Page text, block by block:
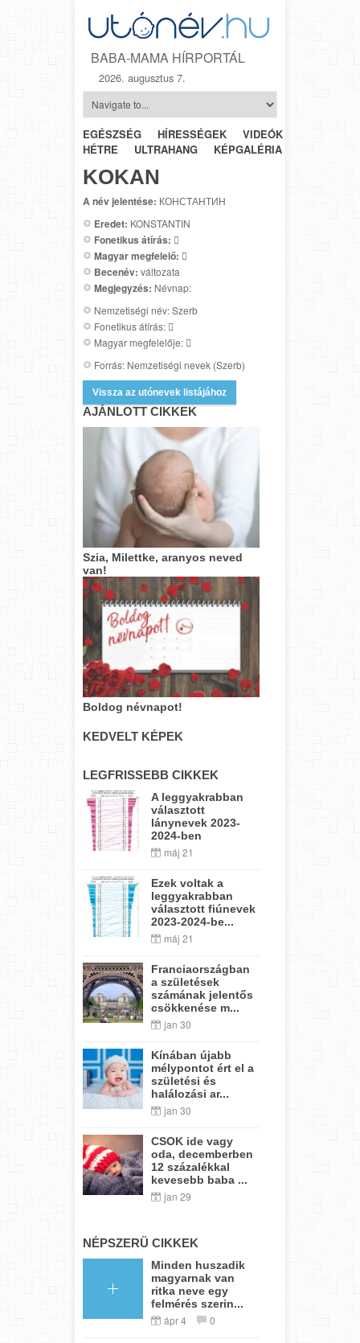
BABA-MAMA HÍRPORTÁL
2026. augusztus 7.
EGÉSZSÉG HÍRESSÉGEK VIDEÓK
HÉTRŐL-
HÉTRE
ULTRAHANG KÉPGALÉRIA
KOKAN
A név jelentése: КОНСТАНТИН
Eredet: KONSTANTIN
Fonetikus átírás: 
Magyar megfelelő: 
Becenév: változata
Megjegyzés: Névnap:
Nemzetiségi név: Szerb
Fonetikus átírás: 
Magyar megfelelője: 
Forrás: Nemzetiségi nevek (Szerb)
Vissza az utónevek listájához
AJÁNLOTT CIKKEK
Szia, Milettke, aranyos neved
van!
Boldog névnapot!
KEDVELT KÉPEK
LEGFRISSEBB CIKKEK
A leggyakrabban
választott
lánynevek 2023-
2024-ben
máj 21
Ezek voltak a
leggyakrabban
választott fiúnevek
2023-2024-be...
máj 21
Franciaországban
a születések
számának jelentős
csökkenése m...
jan 30
Kínában újabb
mélypontot ért el a
születési és
halálozási ar...
jan 30
CSOK ide vagy
oda, decemberben
12 százalékkal
kevesebb baba ...
jan 29
NÉPSZERŰ CIKKEK
Minden huszadik
magyarnak van
ritka neve egy
felmérés szerin...
ápr 4 0